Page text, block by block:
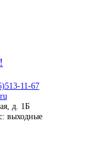
11-67
д. 1Б
выходные